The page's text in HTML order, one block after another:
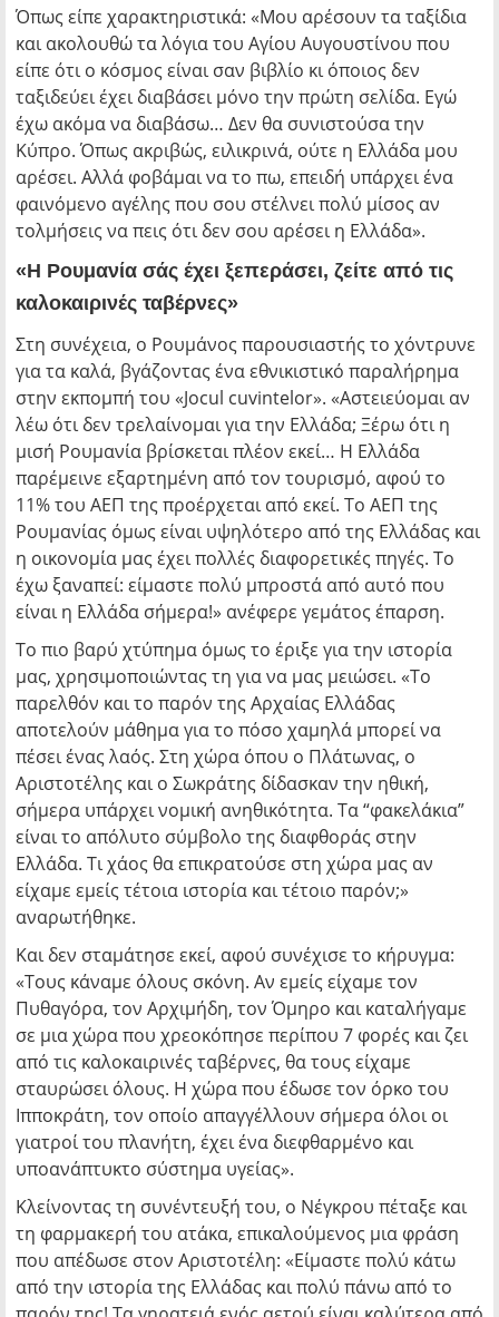
Όπως είπε χαρακτηριστικά: «Μου αρέσουν τα ταξίδια
και ακολουθώ τα λόγια του Αγίου Αυγουστίνου που
είπε ότι ο κόσμος είναι σαν βιβλίο κι όποιος δεν
ταξιδεύει έχει διαβάσει μόνο την πρώτη σελίδα. Εγώ
έχω ακόμα να διαβάσω… Δεν θα συνιστούσα την
Κύπρο. Όπως ακριβώς, ειλικρινά, ούτε η Ελλάδα μου
αρέσει. Αλλά φοβάμαι να το πω, επειδή υπάρχει ένα
φαινόμενο αγέλης που σου στέλνει πολύ μίσος αν
τολμήσεις να πεις ότι δεν σου αρέσει η Ελλάδα».
«Η Ρουμανία σάς έχει ξεπεράσει, ζείτε από τις
καλοκαιρινές ταβέρνες»
Στη συνέχεια, ο Ρουμάνος παρουσιαστής το χόντρυνε
για τα καλά, βγάζοντας ένα εθνικιστικό παραλήρημα
στην εκπομπή του «Jocul cuvintelor». «Αστειεύομαι αν
λέω ότι δεν τρελαίνομαι για την Ελλάδα; Ξέρω ότι η
μισή Ρουμανία βρίσκεται πλέον εκεί… Η Ελλάδα
παρέμεινε εξαρτημένη από τον τουρισμό, αφού το
11% του ΑΕΠ της προέρχεται από εκεί. Το ΑΕΠ της
Ρουμανίας όμως είναι υψηλότερο από της Ελλάδας και
η οικονομία μας έχει πολλές διαφορετικές πηγές. Το
έχω ξαναπεί: είμαστε πολύ μπροστά από αυτό που
είναι η Ελλάδα σήμερα!» ανέφερε γεμάτος έπαρση.
Το πιο βαρύ χτύπημα όμως το έριξε για την ιστορία
μας, χρησιμοποιώντας τη για να μας μειώσει. «Το
παρελθόν και το παρόν της Αρχαίας Ελλάδας
αποτελούν μάθημα για το πόσο χαμηλά μπορεί να
πέσει ένας λαός. Στη χώρα όπου ο Πλάτωνας, ο
Αριστοτέλης και ο Σωκράτης δίδασκαν την ηθική,
σήμερα υπάρχει νομική ανηθικότητα. Τα “φακελάκια”
είναι το απόλυτο σύμβολο της διαφθοράς στην
Ελλάδα. Τι χάος θα επικρατούσε στη χώρα μας αν
είχαμε εμείς τέτοια ιστορία και τέτοιο παρόν;»
αναρωτήθηκε.
Και δεν σταμάτησε εκεί, αφού συνέχισε το κήρυγμα:
«Τους κάναμε όλους σκόνη. Αν εμείς είχαμε τον
Πυθαγόρα, τον Αρχιμήδη, τον Όμηρο και καταλήγαμε
σε μια χώρα που χρεοκόπησε περίπου 7 φορές και ζει
από τις καλοκαιρινές ταβέρνες, θα τους είχαμε
σταυρώσει όλους. Η χώρα που έδωσε τον όρκο του
Ιπποκράτη, τον οποίο απαγγέλλουν σήμερα όλοι οι
γιατροί του πλανήτη, έχει ένα διεφθαρμένο και
υποανάπτυκτο σύστημα υγείας».
Κλείνοντας τη συνέντευξή του, ο Νέγκρου πέταξε και
τη φαρμακερή του ατάκα, επικαλούμενος μια φράση
που απέδωσε στον Αριστοτέλη: «Είμαστε πολύ κάτω
από την ιστορία της Ελλάδας και πολύ πάνω από το